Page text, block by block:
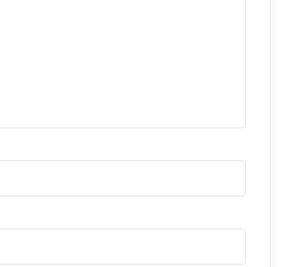
для ПМЖ: переваги та недоліки